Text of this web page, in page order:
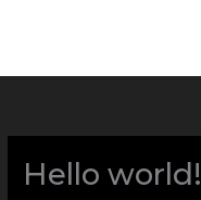
conteúdo
Hello world!